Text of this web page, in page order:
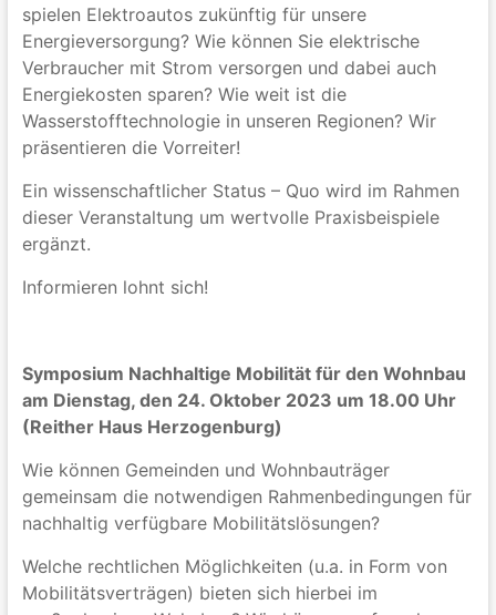
spielen Elektroautos zukünftig für unsere
Energieversorgung? Wie können Sie elektrische
Verbraucher mit Strom versorgen und dabei auch
Energiekosten sparen? Wie weit ist die
Wasserstofftechnologie in unseren Regionen? Wir
präsentieren die Vorreiter!
Ein wissenschaftlicher Status – Quo wird im Rahmen
dieser Veranstaltung um wertvolle Praxisbeispiele
ergänzt.
Informieren lohnt sich!
Symposium Nachhaltige Mobilität für den Wohnbau
am Dienstag, den 24. Oktober 2023 um 18.00 Uhr
(Reither Haus Herzogenburg)
Wie können Gemeinden und Wohnbauträger
gemeinsam die notwendigen Rahmenbedingungen für
nachhaltig verfügbare Mobilitätslösungen?
Welche rechtlichen Möglichkeiten (u.a. in Form von
Mobilitätsverträgen) bieten sich hierbei im